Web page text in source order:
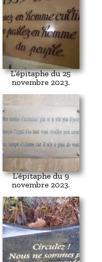
L’épitaphe du 25
novembre 2023.
L’épitaphe du 9
novembre 2023.